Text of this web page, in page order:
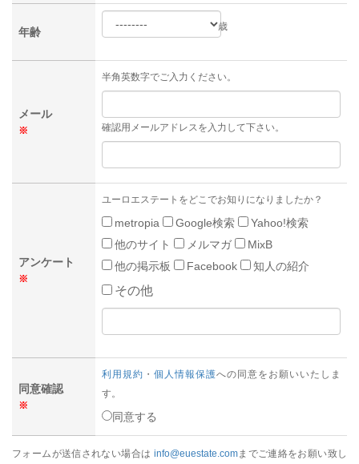
年齢 歳
メール
※
半角英数字でご入力ください。
確認用メールアドレスを入力して下さい。
アンケート
※
ユーロエステートをどこでお知りになりましたか？
metropia Google検索
Yahoo!検索
他のサイト
メルマガ
MixB
他の掲示板
Facebook 知人の紹介
その他
同意確認
※
利用規約 ・ 個人情報保護への同意をお願いいたしま
す。
同意する
フォームが送信されない場合は info@euestate.comまでご連絡をお願い致し